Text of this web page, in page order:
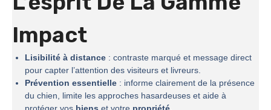
Impact
Lisibilité à distance : contraste marqué et message direct
pour capter l’attention des visiteurs et livreurs.
Prévention essentielle : informe clairement de la présence
du chien, limite les approches hasardeuses et aide à